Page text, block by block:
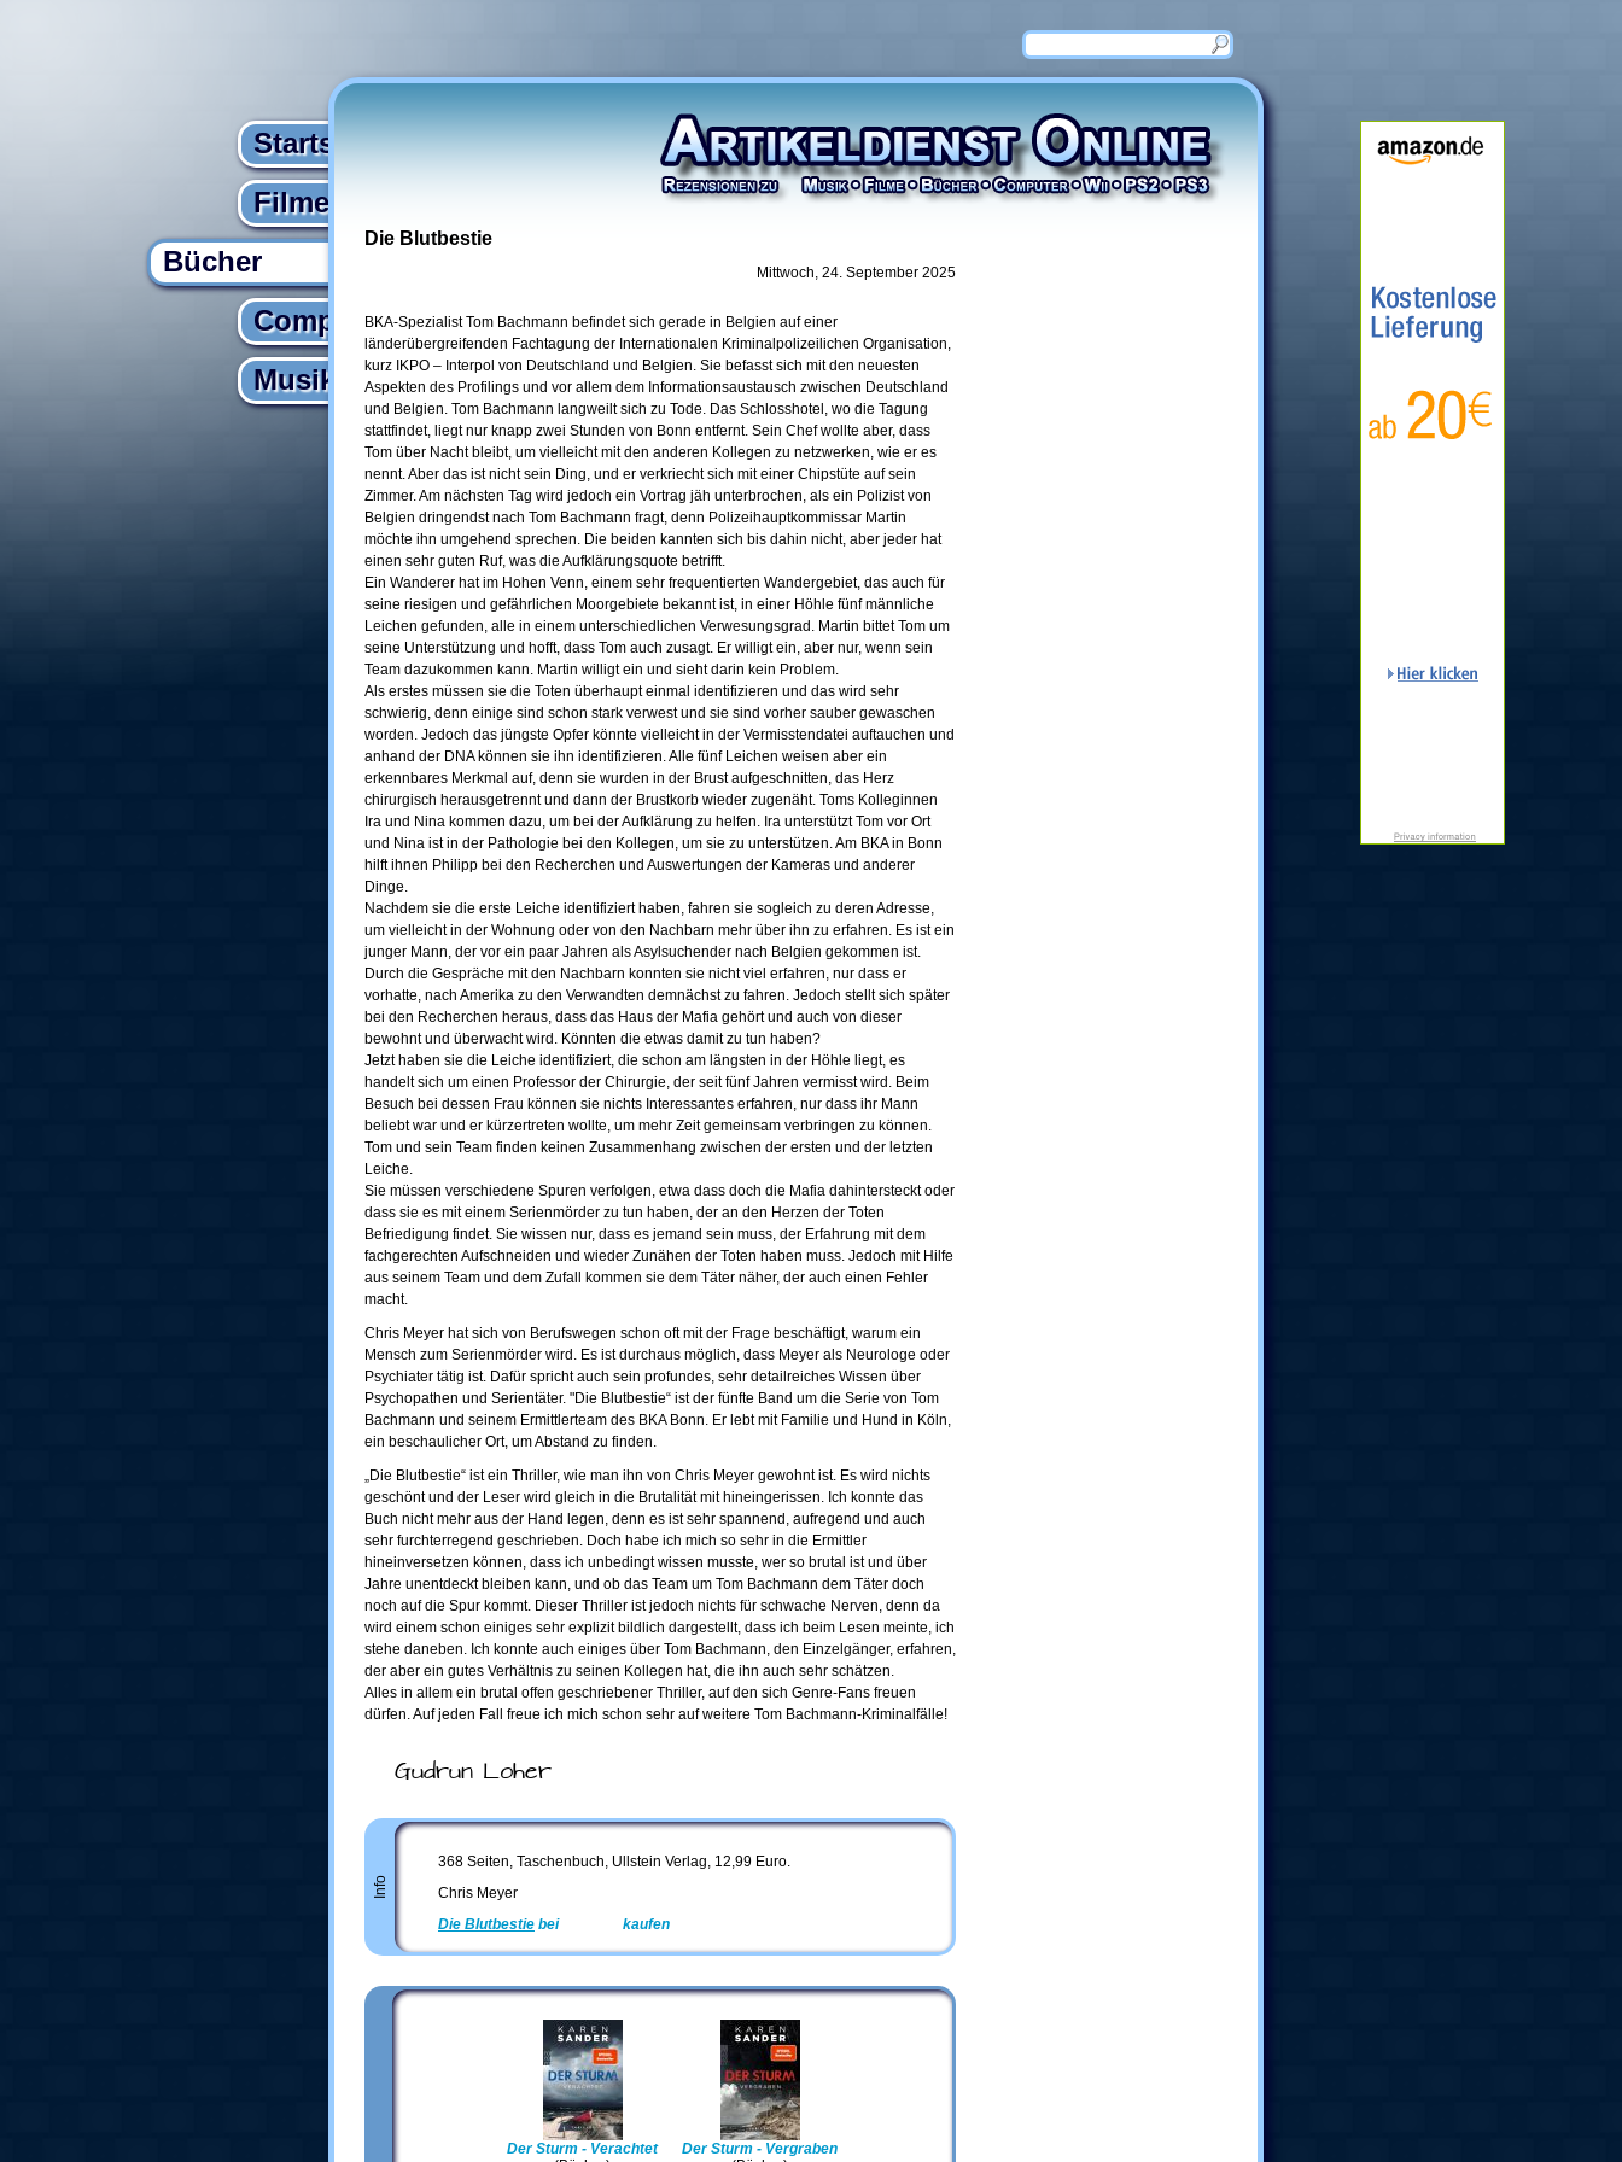
Startseite
Filme
Bücher
Computer
Musik
Die Blutbestie
Mittwoch, 24. September 2025
BKA-Spezialist Tom Bachmann befindet sich gerade in Belgien auf einer
länderübergreifenden Fachtagung der Internationalen Kriminalpolizeilichen Organisation,
kurz IKPO – Interpol von Deutschland und Belgien. Sie befasst sich mit den neuesten
Aspekten des Profilings und vor allem dem Informationsaustausch zwischen Deutschland
und Belgien. Tom Bachmann langweilt sich zu Tode. Das Schlosshotel, wo die Tagung
stattfindet, liegt nur knapp zwei Stunden von Bonn entfernt. Sein Chef wollte aber, dass
Tom über Nacht bleibt, um vielleicht mit den anderen Kollegen zu netzwerken, wie er es
nennt. Aber das ist nicht sein Ding, und er verkriecht sich mit einer Chipstüte auf sein
Zimmer. Am nächsten Tag wird jedoch ein Vortrag jäh unterbrochen, als ein Polizist von
Belgien dringendst nach Tom Bachmann fragt, denn Polizeihauptkommissar Martin
möchte ihn umgehend sprechen. Die beiden kannten sich bis dahin nicht, aber jeder hat
einen sehr guten Ruf, was die Aufklärungsquote betrifft.
Ein Wanderer hat im Hohen Venn, einem sehr frequentierten Wandergebiet, das auch für
seine riesigen und gefährlichen Moorgebiete bekannt ist, in einer Höhle fünf männliche
Leichen gefunden, alle in einem unterschiedlichen Verwesungsgrad. Martin bittet Tom um
seine Unterstützung und hofft, dass Tom auch zusagt. Er willigt ein, aber nur, wenn sein
Team dazukommen kann. Martin willigt ein und sieht darin kein Problem.
Als erstes müssen sie die Toten überhaupt einmal identifizieren und das wird sehr
schwierig, denn einige sind schon stark verwest und sie sind vorher sauber gewaschen
worden. Jedoch das jüngste Opfer könnte vielleicht in der Vermisstendatei auftauchen und
anhand der DNA können sie ihn identifizieren. Alle fünf Leichen weisen aber ein
erkennbares Merkmal auf, denn sie wurden in der Brust aufgeschnitten, das Herz
chirurgisch herausgetrennt und dann der Brustkorb wieder zugenäht. Toms Kolleginnen
Ira und Nina kommen dazu, um bei der Aufklärung zu helfen. Ira unterstützt Tom vor Ort
und Nina ist in der Pathologie bei den Kollegen, um sie zu unterstützen. Am BKA in Bonn
hilft ihnen Philipp bei den Recherchen und Auswertungen der Kameras und anderer
Dinge.
Nachdem sie die erste Leiche identifiziert haben, fahren sie sogleich zu deren Adresse,
um vielleicht in der Wohnung oder von den Nachbarn mehr über ihn zu erfahren. Es ist ein
junger Mann, der vor ein paar Jahren als Asylsuchender nach Belgien gekommen ist.
Durch die Gespräche mit den Nachbarn konnten sie nicht viel erfahren, nur dass er
vorhatte, nach Amerika zu den Verwandten demnächst zu fahren. Jedoch stellt sich später
bei den Recherchen heraus, dass das Haus der Mafia gehört und auch von dieser
bewohnt und überwacht wird. Könnten die etwas damit zu tun haben?
Jetzt haben sie die Leiche identifiziert, die schon am längsten in der Höhle liegt, es
handelt sich um einen Professor der Chirurgie, der seit fünf Jahren vermisst wird. Beim
Besuch bei dessen Frau können sie nichts Interessantes erfahren, nur dass ihr Mann
beliebt war und er kürzertreten wollte, um mehr Zeit gemeinsam verbringen zu können.
Tom und sein Team finden keinen Zusammenhang zwischen der ersten und der letzten
Leiche.
Sie müssen verschiedene Spuren verfolgen, etwa dass doch die Mafia dahintersteckt oder
dass sie es mit einem Serienmörder zu tun haben, der an den Herzen der Toten
Befriedigung findet. Sie wissen nur, dass es jemand sein muss, der Erfahrung mit dem
fachgerechten Aufschneiden und wieder Zunähen der Toten haben muss. Jedoch mit Hilfe
aus seinem Team und dem Zufall kommen sie dem Täter näher, der auch einen Fehler
macht.
Chris Meyer hat sich von Berufswegen schon oft mit der Frage beschäftigt, warum ein
Mensch zum Serienmörder wird. Es ist durchaus möglich, dass Meyer als Neurologe oder
Psychiater tätig ist. Dafür spricht auch sein profundes, sehr detailreiches Wissen über
Psychopathen und Serientäter. "Die Blutbestie“ ist der fünfte Band um die Serie von Tom
Bachmann und seinem Ermittlerteam des BKA Bonn. Er lebt mit Familie und Hund in Köln,
ein beschaulicher Ort, um Abstand zu finden.
„Die Blutbestie“ ist ein Thriller, wie man ihn von Chris Meyer gewohnt ist. Es wird nichts
geschönt und der Leser wird gleich in die Brutalität mit hineingerissen. Ich konnte das
Buch nicht mehr aus der Hand legen, denn es ist sehr spannend, aufregend und auch
sehr furchterregend geschrieben. Doch habe ich mich so sehr in die Ermittler
hineinversetzen können, dass ich unbedingt wissen musste, wer so brutal ist und über
Jahre unentdeckt bleiben kann, und ob das Team um Tom Bachmann dem Täter doch
noch auf die Spur kommt. Dieser Thriller ist jedoch nichts für schwache Nerven, denn da
wird einem schon einiges sehr explizit bildlich dargestellt, dass ich beim Lesen meinte, ich
stehe daneben. Ich konnte auch einiges über Tom Bachmann, den Einzelgänger, erfahren,
der aber ein gutes Verhältnis zu seinen Kollegen hat, die ihn auch sehr schätzen.
Alles in allem ein brutal offen geschriebener Thriller, auf den sich Genre-Fans freuen
dürfen. Auf jeden Fall freue ich mich schon sehr auf weitere Tom Bachmann-Kriminalfälle!
Gudrun Loher
Info
368 Seiten, Taschenbuch, Ullstein Verlag, 12,99 Euro.
Chris Meyer
Die Blutbestie bei kaufen
Der Sturm - Verachtet
Der Sturm - Vergraben